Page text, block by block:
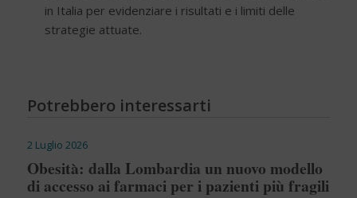
in Italia per evidenziare i risultati e i limiti delle
strategie attuate.
Potrebbero interessarti
2 Luglio 2026
Obesità: dalla Lombardia un nuovo modello
di accesso ai farmaci per i pazienti più fragili